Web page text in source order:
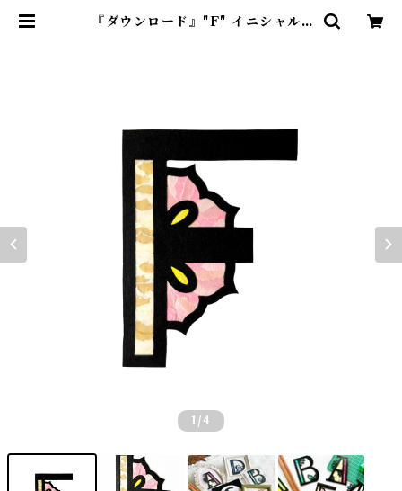
『ダウンロード』"F" イニシャル |
1 /4